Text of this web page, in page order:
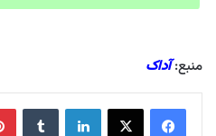
منبع: آداک
لینکدین